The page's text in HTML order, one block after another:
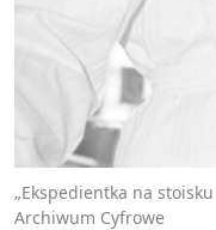
„Ekspedientka na
Archiwum Cyfrowe